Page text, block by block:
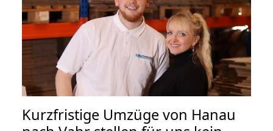
Kurzfristige Umzüge von Hanau